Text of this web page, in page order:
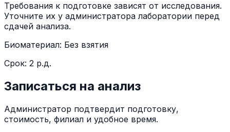
Требования к подготовке зависят от исследования.
Уточните их у администратора лаборатории перед
сдачей анализа.
Биоматериал: Без взятия
Срок: 2 р.д.
Записаться на анализ
Администратор подтвердит подготовку,
стоимость, филиал и удобное время.